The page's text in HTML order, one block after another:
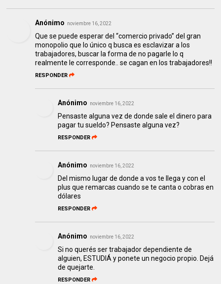
Anónimo noviembre 16, 2022
Que se puede esperar del “comercio privado” del gran
monopolio que lo único q busca es esclavizar a los
trabajadores, buscar la forma de no pagarle lo q
realmente le corresponde.. se cagan en los trabajadores!!
RESPONDER
Anónimo noviembre 16, 2022
Pensaste alguna vez de donde sale el dinero para
pagar tu sueldo? Pensaste alguna vez?
RESPONDER
Anónimo noviembre 16, 2022
Del mismo lugar de donde a vos te llega y con el
plus que remarcas cuando se te canta o cobras en
dólares
RESPONDER
Anónimo noviembre 16, 2022
Si no querés ser trabajador dependiente de
alguien, ESTUDIÁ y ponete un negocio propio. Dejá
de quejarte.
RESPONDER